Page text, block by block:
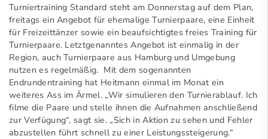
Turniertraining Standard steht am Donnerstag auf dem Plan,
freitags ein Angebot für ehemalige Turnierpaare, eine Einheit
für Freizeittänzer sowie ein beaufsichtigtes freies Training für
Turnierpaare. Letztgenanntes Angebot ist einmalig in der
Region, auch Turnierpaare aus Hamburg und Umgebung
nutzen es regelmäßig. Mit dem sogenannten
Endrundentraining hat Heitmann einmal im Monat ein
weiteres Ass im Ärmel. „Wir simulieren den Turnierablauf. Ich
filme die Paare und stelle ihnen die Aufnahmen anschließend
zur Verfügung“, sagt sie. „Sich in Aktion zu sehen und Fehler
abzustellen führt schnell zu einer Leistungssteigerung.“